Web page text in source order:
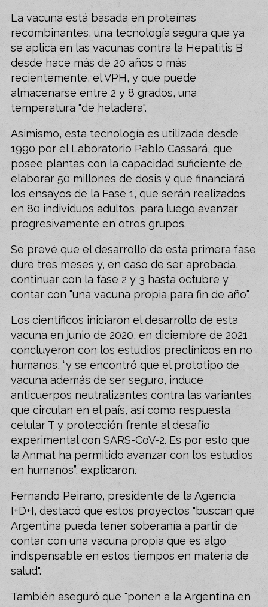
La vacuna está basada en proteínas
recombinantes, una tecnología segura que ya
se aplica en las vacunas contra la Hepatitis B
desde hace más de 20 años o más
recientemente, el VPH, y que puede
almacenarse entre 2 y 8 grados, una
temperatura "de heladera".
Asimismo, esta tecnología es utilizada desde
1990 por el Laboratorio Pablo Cassará, que
posee plantas con la capacidad suficiente de
elaborar 50 millones de dosis y que financiará
los ensayos de la Fase 1, que serán realizados
en 80 individuos adultos, para luego avanzar
progresivamente en otros grupos.
Se prevé que el desarrollo de esta primera fase
dure tres meses y, en caso de ser aprobada,
continuar con la fase 2 y 3 hasta octubre y
contar con "una vacuna propia para fin de año".
Los científicos iniciaron el desarrollo de esta
vacuna en junio de 2020, en diciembre de 2021
concluyeron con los estudios preclínicos en no
humanos, “y se encontró que el prototipo de
vacuna además de ser seguro, induce
anticuerpos neutralizantes contra las variantes
que circulan en el país, así como respuesta
celular T y protección frente al desafío
experimental con SARS-CoV-2. Es por esto que
la Anmat ha permitido avanzar con los estudios
en humanos”, explicaron.
Fernando Peirano, presidente de la Agencia
I+D+I, destacó que estos proyectos "buscan que
Argentina pueda tener soberanía a partir de
contar con una vacuna propia que es algo
indispensable en estos tiempos en materia de
salud".
También aseguró que "ponen a la Argentina en